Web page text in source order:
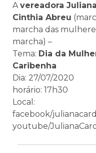
Avereadora
Cinthia Abreu
marcha das
marcha) –
Tema: Dia da
Caribenha
Dia: 27/07/2020
horário: 17h30
Local:
facebook/
youtube/